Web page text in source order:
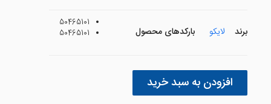
برند لایکو بارکدهای محصول
50465101
50465101
افزودن به سبد خرید